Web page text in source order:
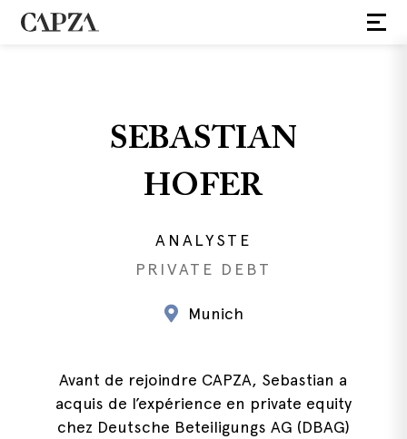
SEBASTIAN
HOFER
ANALYSTE
PRIVATE DEBT
Munich
Avant de rejoindre CAPZA, Sebastian a
acquis de l’expérience en private equity
chez Deutsche Beteiligungs AG (DBAG)